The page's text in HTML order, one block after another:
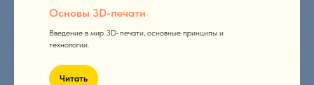
Основы 3D-печати
Введение в мир 3D-печати, основные принципы и
технологии.
Читать